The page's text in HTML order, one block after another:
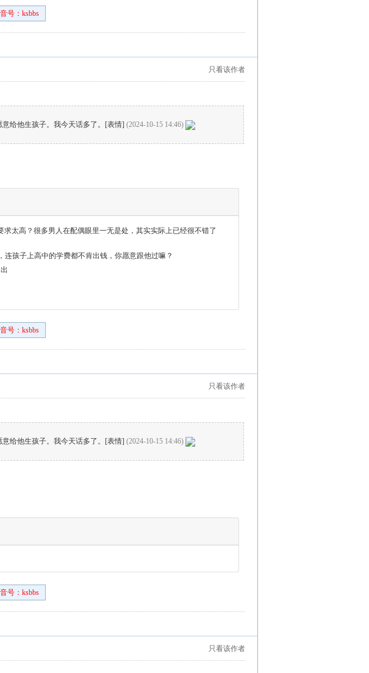
号：ksbbs
只看该作者
给他生孩子。我今天话多了。[表情] (2024-10-15 14:46)
太高？很多男人在配偶眼里一无是处，其实实际上已经很不错了
连孩子上高中的学费都不肯出钱，你愿意跟他过嘛？
号：ksbbs
只看该作者
给他生孩子。我今天话多了。[表情] (2024-10-15 14:46)
号：ksbbs
只看该作者